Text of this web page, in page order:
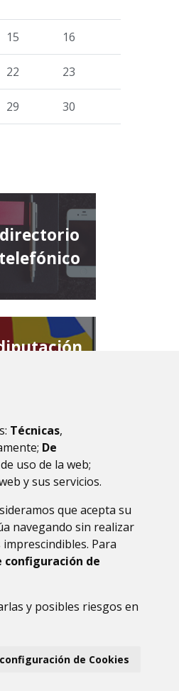
Técnicas,
De
uso de la web;
y sus servicios.
que acepta su
navegando sin realizar
Para
configuración de
y posibles riesgos en
de Cookies
15 16
22 23
29 30
directorio
telefónico
POLÍTICA DE COOKIES